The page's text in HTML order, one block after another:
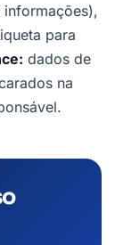
para
dados de
na